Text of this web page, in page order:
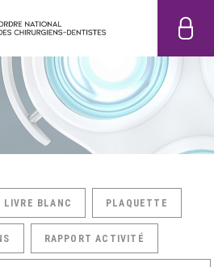
LIVRE BLANC PLAQUETTE
RAPPORT ACTIVITÉ